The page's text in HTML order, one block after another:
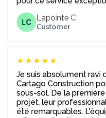
LC
Lapointe C
Customer
★★★★★
Je suis absolument ravi
Cartago Construction
sous-sol. De la
projet, leur
été remarquables.